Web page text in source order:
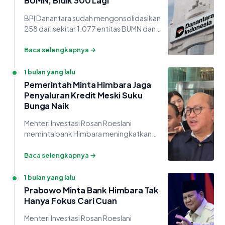
BPI Danantara sudah mengonsolidasikan
258 dari sekitar 1.077 entitas BUMN dan
dalam waktu dekat.
Baca selengkapnya →
1 bulan yang lalu
Pemerintah Minta Himbara Jaga
Penyaluran Kredit Meski Suku
Bunga Naik
Menteri Investasi Rosan Roeslani
meminta bank Himbara meningkatkan
tetap terjaga di tengah kenaikan BI-
Baca selengkapnya →
1 bulan yang lalu
Prabowo Minta Bank Himbara Tak
Hanya Fokus Cari Cuan
Menteri Investasi Rosan Roeslani